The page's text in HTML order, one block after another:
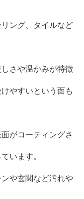
ング、タイルなど
さや温かみが特徴
やすいという面も
がコーティングさ
います。
や玄関など汚れや